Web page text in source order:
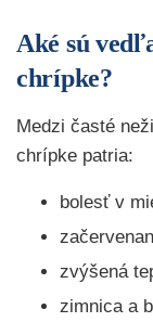
Aké sú
chrípke?
Medzi časté
chrípke patria:
bolesť v
zvýšená
zimnica a